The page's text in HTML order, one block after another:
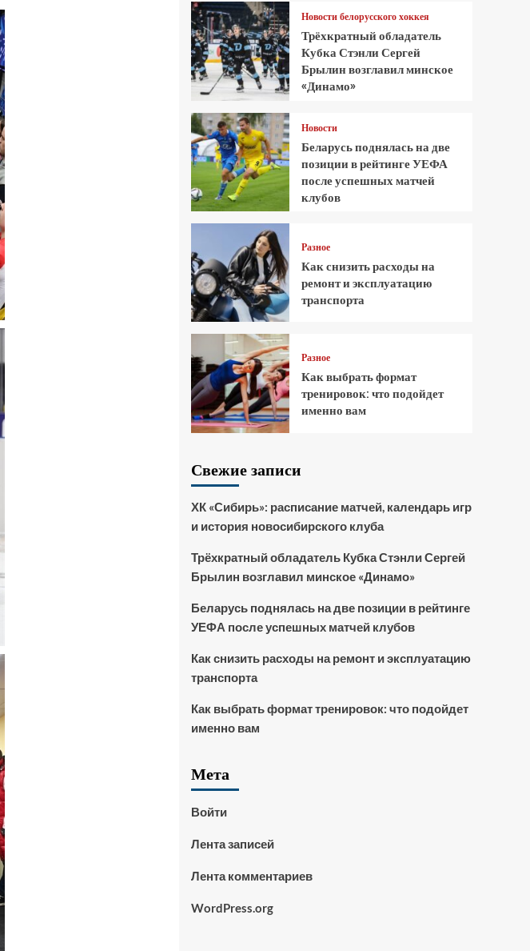
Новости белорусского хоккея
Трёхкратный обладатель
Кубка Стэнли Сергей
Брылин возглавил минское
«Динамо»
Новости
Беларусь поднялась на две
позиции в рейтинге УЕФА
после успешных матчей
клубов
Разное
Как снизить расходы на
ремонт и эксплуатацию
транспорта
Разное
Как выбрать формат
тренировок: что подойдет
именно вам
Свежие записи
ХК «Сибирь»: расписание матчей, календарь игр
и история новосибирского клуба
Трёхкратный обладатель Кубка Стэнли Сергей
Брылин возглавил минское «Динамо»
Беларусь поднялась на две позиции в рейтинге
УЕФА после успешных матчей клубов
Как снизить расходы на ремонт и эксплуатацию
транспорта
Как выбрать формат тренировок: что подойдет
именно вам
Мета
Войти
Лента записей
Лента комментариев
WordPress.org